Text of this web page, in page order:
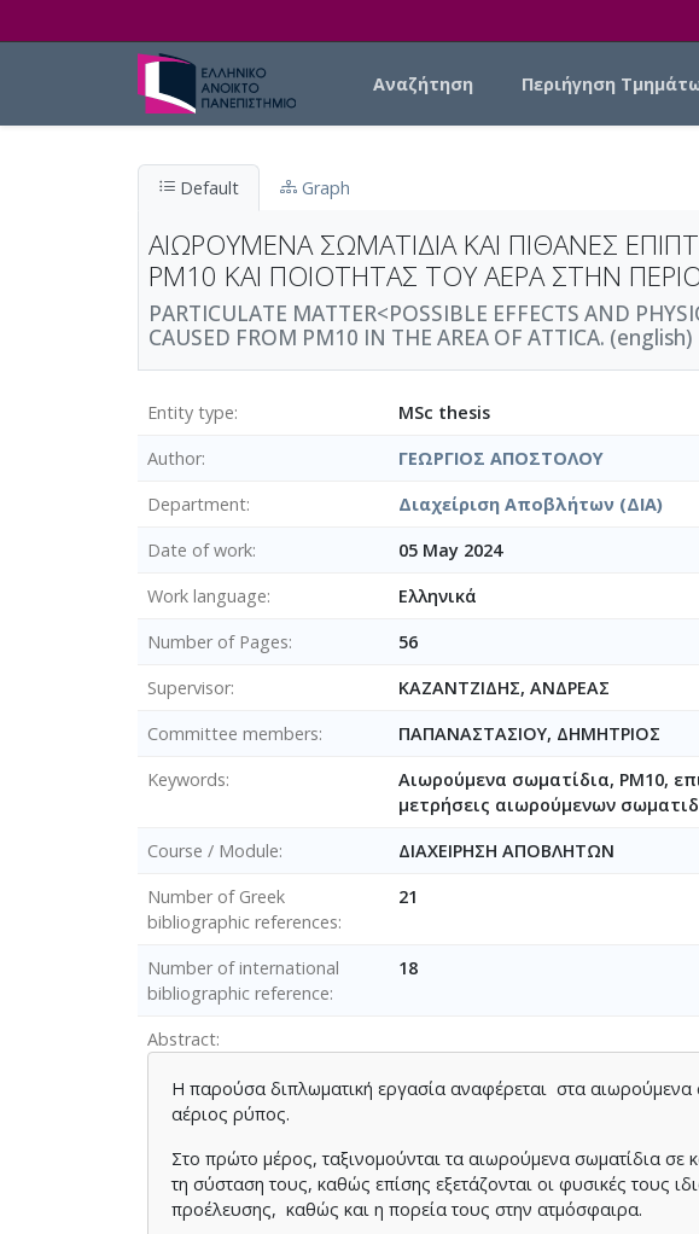
Αναζήτηση Περιήγηση
Default Graph
ΑΙΩΡΟΥΜΕΝΑ ΣΩΜΑΤΙΔΙΑ ΚΑΙ ΠΙΘΑΝΕΣ
PM10 ΚΑΙ ΠΟΙΟΤΗΤΑΣ ΤΟΥ ΑΕΡΑ ΣΤΗΝ
PARTICULATE MATTER<POSSIBLE EFFECTS AND
CAUSED FROM PM10 IN THE AREA OF ATTICA. (english)
Entity type
MSc thesis
Author
ΓΕΩΡΓΙΟΣ ΑΠΟΣΤΟΛΟΥ
Department
Διαχείριση Αποβλήτων (ΔΙΑ)
Date of work
05 May 2024
Work language
Ελληνικά
Number of Pages
56
Supervisor
ΚΑΖΑΝΤΖΙΔΗΣ, ΑΝΔΡΕΑΣ
Committee members
ΠΑΠΑΝΑΣΤΑΣΙΟΥ, ΔΗΜΗΤΡΙΟΣ
Keywords
Αιωρούμενα σωματίδια, PM10,
μετρήσεις αιωρούμενων
Course / Module
ΔΙΑΧΕΙΡΗΣΗ ΑΠΟΒΛΗΤΩΝ
Number of Greek
bibliographic references
21
Number of international
bibliographic reference
18
Abstract
Η παρούσα διπλωματική εργασία αναφέρεται στα
αέριος ρύπος.
Στο πρώτο μέρος, ταξινομούνται τα αιωρούμενα σωματίδια σε
τη σύσταση τους, καθώς επίσης εξετάζονται οι φυσικές τους
προέλευσης, καθώς και η πορεία τους στην ατμόσφαιρα.